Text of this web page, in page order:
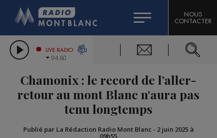
LES CHRONIQUES DE L'EXPERT
CITIZEN MACHINERY
GRAND MASSIF DOMAINES SKIABLES
BIGARD
COMPAGNIE DU MONT-BLANC
NOUS
CONTACTER
LIVE RADIO
94.60
Chamonix : le record de l’aller-
retour au mont Blanc n'aura pas
tenu longtemps
Publié par La Rédaction Radio Mont Blanc - 2 juin 2025 à
09h55